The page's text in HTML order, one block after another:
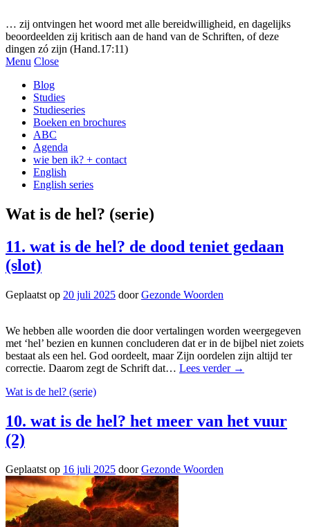
… zij ontvingen het woord met alle bereidwilligheid, en dagelijks
beoordeelden zij kritisch aan de hand van de Schriften, of deze
dingen zó zijn (Hand.17:11)
Menu Close
Blog
Studies
Studieseries
Boeken en brochures
ABC
Agenda
wie ben ik? + contact
English
English series
Wat is de hel? (serie)
11. wat is de hel? de dood teniet gedaan
(slot)
Geplaatst op 20 juli 2025 doorGezonde Woorden
We hebben alle woorden die door vertalingen worden weergegeven
met ‘hel’ bezien en kunnen concluderen dat er in de bijbel niet zoiets
bestaat als een hel. God oordeelt, maar Zijn oordelen zijn altijd ter
correctie. Daarom zegt de Schrift dat… Lees verder →
Wat is de hel? (serie)
10. wat is de hel? het meer van het vuur
(2)
Geplaatst op 16 juli 2025 doorGezonde Woorden